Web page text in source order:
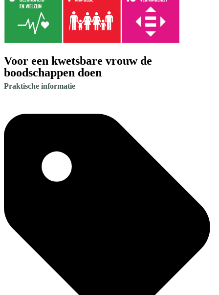
Voor een kwetsbare vrouw de
boodschappen doen
Praktische informatie